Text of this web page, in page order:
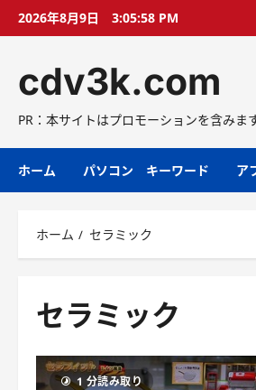
プ
2026年8月9日 3:05:59 PM
cdv3k.com
PR：本サイトはプロモーションを含みま
ホーム パソコン キーワード ア
ホーム セラミック
セラミック
1 分読み取り